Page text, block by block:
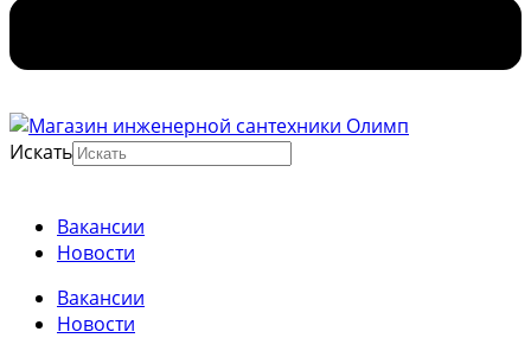
Искать
Вакансии
Новости
Вакансии
Новости